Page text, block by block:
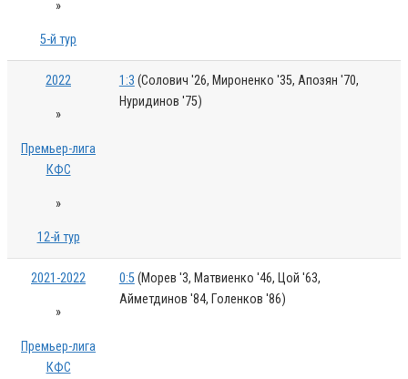
»
5-й тур
2022
»
Премьер-лига
КФС
»
12-й тур
1:3 (Солович '26, Мироненко '35, Апозян '70,
Нуридинов '75)
2021-2022
»
Премьер-лига
КФС
0:5(Морев '3, Матвиенко '46, Цой '63,
Айметдинов '84, Голенков '86)